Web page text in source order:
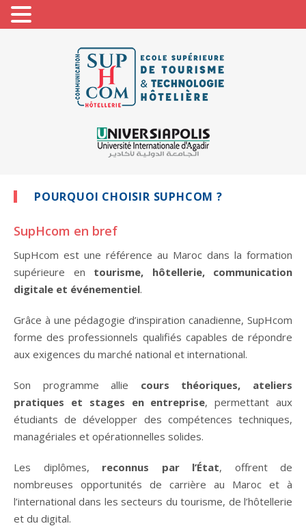
POURQUOI CHOISIR SUPHCOM ?
SupHcom en bref
SupHcom est une référence au Maroc dans la formation
supérieure en tourisme, hôtellerie, communication
digitale et événementiel.
Grâce à une pédagogie d’inspiration canadienne, SupHcom
forme des professionnels qualifiés capables de répondre
aux exigences du marché national et international.
Son programme allie cours théoriques, ateliers
pratiques et stages en entreprise, permettant aux
étudiants de développer des compétences techniques,
managériales et opérationnelles solides.
Les diplômes, reconnus par l’État, offrent de
nombreuses opportunités de carrière au Maroc et à
l’international dans les secteurs du tourisme, de l’hôtellerie
et du digital.